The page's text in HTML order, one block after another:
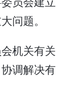
问题。
机关有关
调解决有